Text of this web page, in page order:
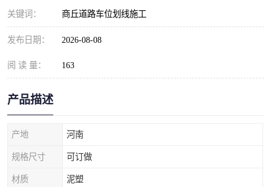
关键词： 商丘道路车位划线施工
发布日期： 2026-08-08
阅 读 量： 163
产品描述
产地 河南
规格尺寸 可订做
材质 泥塑